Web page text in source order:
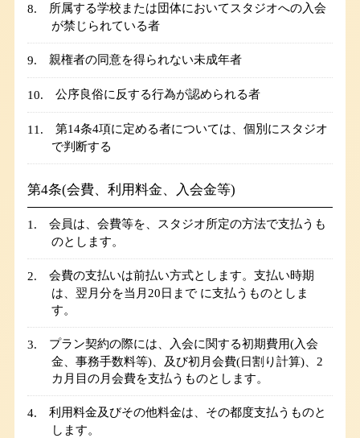
所属する学校または団体においてスタジオへの入会
が禁じられている者
親権者の同意を得られない未成年者
公序良俗に反する行為が認められる者
第14条4項に定める者については、個別にスタジオ
で判断する
第4条(会費、利用料金、入会金等)
会員は、会費等を、スタジオ所定の方法で支払うも
のとします。
会費の支払いは前払い方式とします。支払い時期
は、翌月分を当月20日まで に支払うものとしま
す。
プラン契約の際には、入会に関する初期費用(入会
金、事務手数料等)、及び初月会費(日割り計算)、2
カ月目の月会費を支払うものとします。
利用料金及びその他料金は、その都度支払うものと
します。